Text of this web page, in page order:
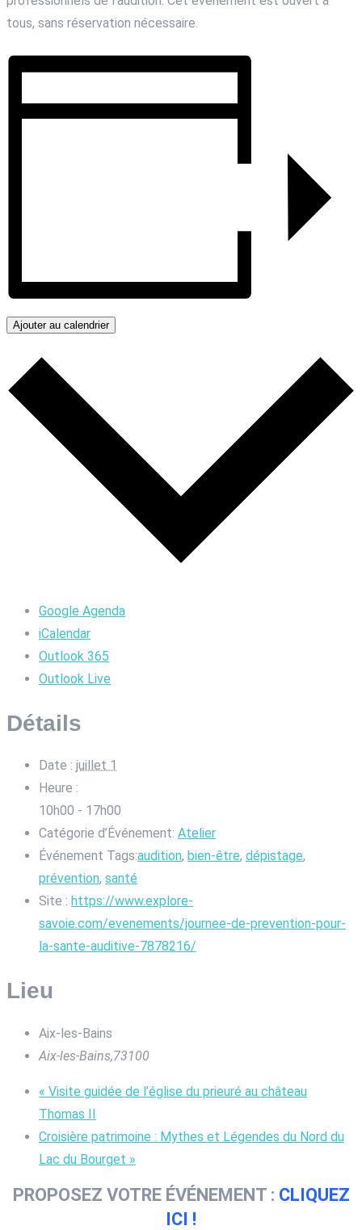
tous, sans réservation nécessaire.
Ajouter au calendrier
Google Agenda
iCalendar
Outlook 365
Outlook Live
Détails
Date : juillet 1
Heure :
10h00 - 17h00
Catégorie d’Événement: Atelier
Événement Tags:audition, bien-être, dépistage,
prévention, santé
Site : https://www.explore-
savoie.com/evenements/journee-de-prevention-pour-
la-sante-auditive-7878216/
Lieu
Aix-les-Bains
Aix-les-Bains,73100
« Visite guidée de l’église du prieuré au château
Thomas II
Croisière patrimoine : Mythes et Légendes du Nord du
Lac du Bourget »
PROPOSEZ VOTRE ÉVÉNEMENT : CLIQUEZ
ICI !